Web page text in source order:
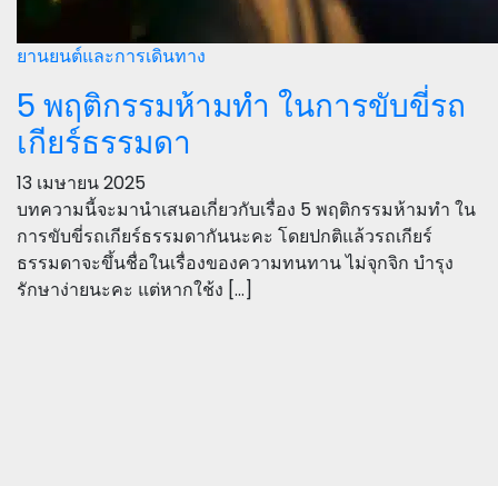
ยานยนต์และการเดินทาง
5 พฤติกรรมห้ามทำ ในการขับขี่รถ
เกียร์ธรรมดา
13 เมษายน 2025
บทความนี้จะมานำเสนอเกี่ยวกับเรื่อง 5 พฤติกรรมห้ามทำ ใน
การขับขี่รถเกียร์ธรรมดากันนะคะ โดยปกติแล้วรถเกียร์
ธรรมดาจะขึ้นชื่อในเรื่องของความทนทาน ไม่จุกจิก บำรุง
รักษาง่ายนะคะ แต่หากใช้ง […]